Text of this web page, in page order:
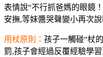
表情說“不行抓爸媽的眼鏡
安撫,等妹醬哭聲變小再次
用杖原則： 孩子一觸碰“杖
罰,孩子會經過反覆經驗學